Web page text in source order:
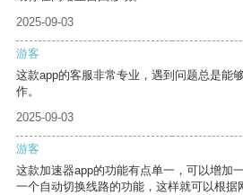
2025-09-03
游客
这款app的客服非常专业，遇到问题总是能
作。
2025-09-03
游客
这款加速器app的功能有点单一，可以增加
一个自动切换线路的功能，这样就可以根据